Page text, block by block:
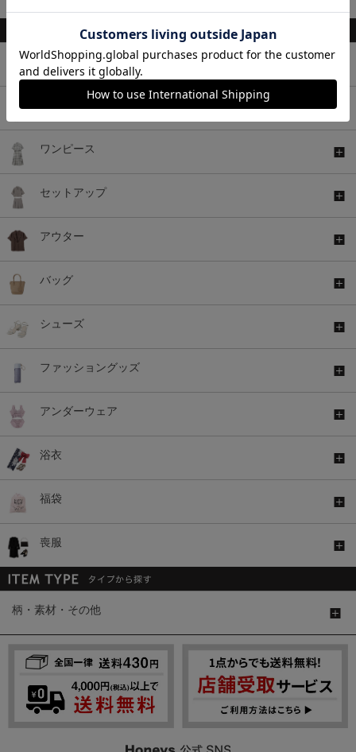
トップス
ワンピース
セットアップ
アウター
バッグ
シューズ
ファッショングッズ
アンダーウェア
浴衣
福袋
喪服
柄・素材・その他